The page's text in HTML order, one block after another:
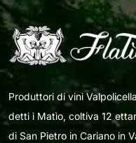
Produttori di vini
detti i Matìo, coltiva 12
di San Pietro in Cariano in